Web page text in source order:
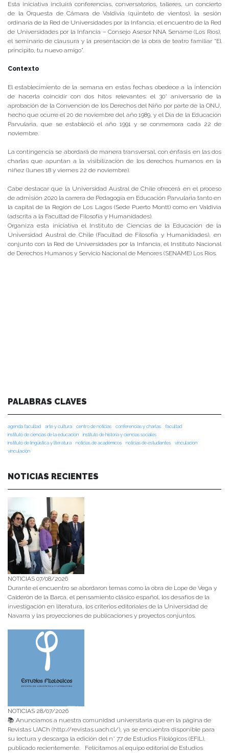
Esta iniciativa incluirá conferencias, conversatorios, talleres, un concierto
de la Orquesta de Cámara de Valdivia (quinteto de vientos), la sesión
ordinaria de la Red de Universidades por la Infancia, el encuentro de la Red
de Universidades por la Infancia – Consejo Asesor NNA Sename (Los Ríos),
el seminario de clausura y la presentación de la obra de teatro familiar “El
principito, tu nuevo amigo”.
Contexto
El establecimiento de la semana en estas fechas obedece a la intención
de hacerla coincidir con dos hitos relevantes: el 30° aniversario de la
aprobación de la Convención de los Derechos del Niño por parte de la ONU,
hecho que ocurre el 20 de noviembre del año 1989, y el Día de la Educación
Parvularia, que se estableció el año 1991 y se conmemora cada 22 de
noviembre.
La contingencia se abordará de manera transversal, con énfasis en las dos
charlas que apuntan a la visibilización de los derechos humanos en la
niñez (lunes 18 y viernes 22 de noviembre).
Cabe destacar que la Universidad Austral de Chile ofrecerá en el proceso
de admisión 2020 la carrera de Pedagogía en Educación Parvularia tanto en
la capital de la Región de Los Lagos (Sede Puerto Montt) como en Valdivia
(adscrita a la Facultad de Filosofía y Humanidades).
Organiza esta iniciativa el Instituto de Ciencias de la Educación de la
Universidad Austral de Chile (Facultad de Filosofía y Humanidades), en
conjunto con la Red de Universidades por la Infancia, el Instituto Nacional
de Derechos Humanos y Servicio Nacional de Menores (SENAME) Los Ríos.
PALABRAS CLAVES
agenda facultad arte y cultura centro de noticias conferencias y charlas
facultad
instituto de ciencias de la educación
instituto de historia y ciencias sociales
instituto de lingüística y literatura
noticias de académicos noticias de estudiantes
vinculacion
vinculación
NOTICIAS RECIENTES
NOTICIAS 07/08/2026
Durante el encuentro se abordaron temas como la obra de Lope de Vega y
Calderón de la Barca, el pensamiento clásico español, los desafíos de la
investigación en literatura, los criterios editoriales de la Universidad de
Navarra y las proyecciones de publicaciones y proyectos conjuntos.
NOTICIAS 28/07/2026
📚 Anunciamos a nuestra comunidad universitaria que en la página de
Revistas UACh (http://revistas.uach.cl/), ya se encuentra disponible para
su lectura y descarga la edición del n° 77 de Estudios Filológicos (EFIL),
publicado recientemente. Felicitamos al equipo editorial de Estudios